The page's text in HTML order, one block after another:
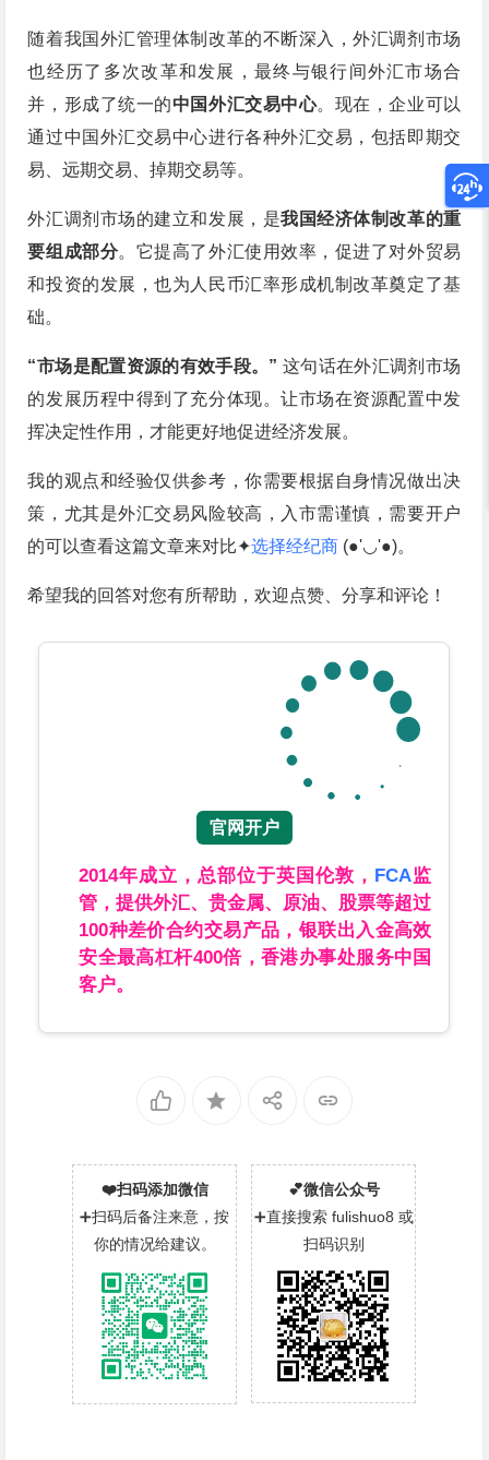
随着我国外汇管理体制改革的不断深入，外汇调剂市场
也经历了多次改革和发展，最终与银行间外汇市场合
并，形成了统一的中国外汇交易中心。现在，企业可以
通过中国外汇交易中心进行各种外汇交易，包括即期交
易、远期交易、掉期交易等。
外汇调剂市场的建立和发展，是我国经济体制改革的重
要组成部分。它提高了外汇使用效率，促进了对外贸易
和投资的发展，也为人民币汇率形成机制改革奠定了基
础。
“市场是配置资源的有效手段。” 这句话在外汇调剂市场
的发展历程中得到了充分体现。让市场在资源配置中发
挥决定性作用，才能更好地促进经济发展。
我的观点和经验仅供参考，你需要根据自身情况做出决
策，尤其是外汇交易风险较高，入市需谨慎，需要开户
的可以查看这篇文章来对比✦选择经纪商 (●'◡'●)。
希望我的回答对您有所帮助，欢迎点赞、分享和评论！
官网开户
2014年成立，总部位于英国伦敦， FCA监
管，提供外汇、贵金属、原油、股票等超过
100种差价合约交易产品，银联出入金高效
安全最高杠杆400倍，香港办事处服务中国
客户。
❤️扫码添加微信
➕扫码后备注来意，按
你的情况给建议。
💕微信公众号
➕直接搜索 fulishuo8 或
扫码识别